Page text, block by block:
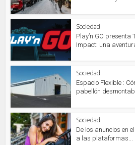
Sociedad
Play’n GO presenta
Impact: una
Sociedad
Espacio Flexible :
pabellón
Sociedad
De los anuncios en
a las plataformas...